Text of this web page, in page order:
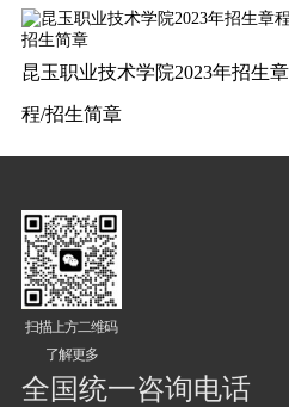
昆玉职业技术学院2023年招生章
程/招生简章
扫描上方二维码
了解更多
全国统一咨询电话